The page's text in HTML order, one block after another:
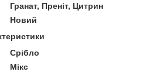
Гранат, Преніт, Цитрин
Новий
Срібло
Мікс